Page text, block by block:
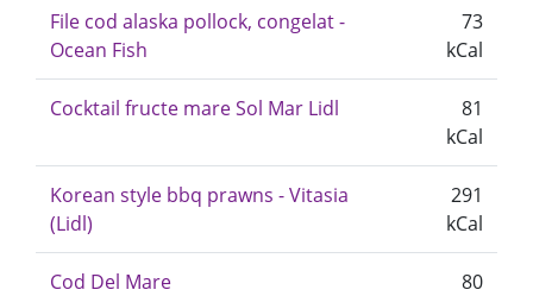
File cod alaska pollock, congelat -
Ocean Fish
73
kCal
Cocktail fructe mare Sol Mar Lidl
81
kCal
Korean style bbq prawns - Vitasia
(Lidl)
291
kCal
Cod Del Mare
80